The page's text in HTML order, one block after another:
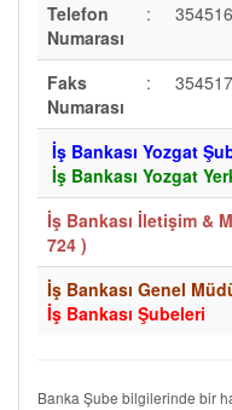
Telefon
Numarası
:
Faks
Numarası
:
İş Bankası Yozgat
İş Bankası Yozgat
İş Bankası İletişim &
724 )
İş Bankası Genel
İş Bankası Şubeleri
Banka Şube bilgilerinde bir